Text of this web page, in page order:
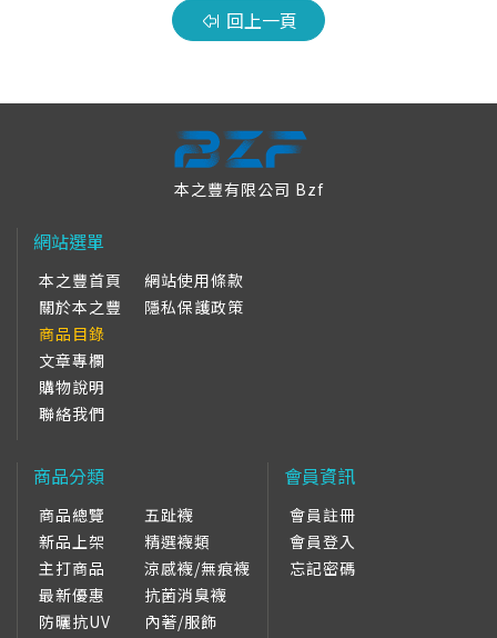
回上一頁
本之豐有限公司 Bzf
網站選單
本之豐首頁
關於本之豐
商品目錄
文章專欄
購物說明
聯絡我們
網站使用條款
隱私保護政策
商品分類
商品總覽
新品上架
主打商品
最新優惠
防曬抗UV
五趾襪
精選襪類
涼感襪/無痕襪
抗菌消臭襪
內著/服飾
會員資訊
會員註冊
會員登入
忘記密碼